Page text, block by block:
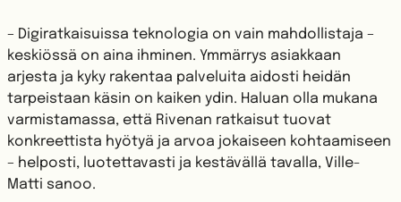
– Digiratkaisuissa teknologia on vain mahdollistaja –
keskiössä on aina ihminen. Ymmärrys asiakkaan
arjesta ja kyky rakentaa palveluita aidosti heidän
tarpeistaan käsin on kaiken ydin. Haluan olla mukana
varmistamassa, että Rivenan ratkaisut tuovat
konkreettista hyötyä ja arvoa jokaiseen kohtaamiseen
– helposti, luotettavasti ja kestävällä tavalla, Ville-
Matti sanoo.